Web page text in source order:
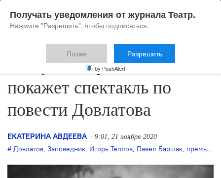
Театр им. Пушкина
покажет спектакль по
повести Довлатова
ЕКАТЕРИНА АВДЕЕВА 9:01, 21 ноября 2020
Довлатов, Заповедник, Игорь Теплов, Павел Баршак, премьера
Получать уведомления от журнала Театр.
Нажмите "Разрешить", чтобы подписаться.
Позже Разрешить
by PushAlert